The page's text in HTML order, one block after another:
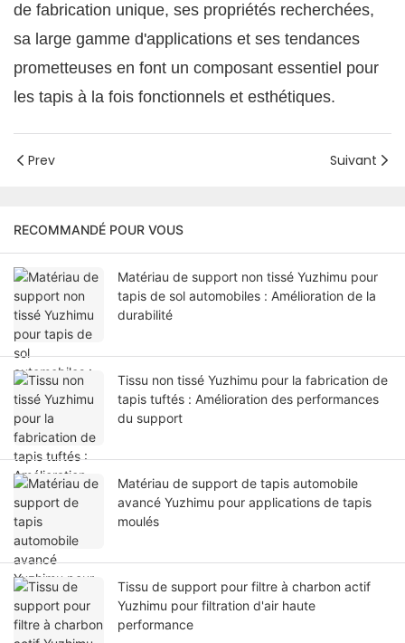
de fabrication unique, ses propriétés recherchées,
sa large gamme d'applications et ses tendances
prometteuses en font un composant essentiel pour
les tapis à la fois fonctionnels et esthétiques.
Prev Suivant
RECOMMANDÉ POUR VOUS
Matériau de support non tissé Yuzhimu pour
tapis de sol automobiles : Amélioration de la
durabilité
Tissu non tissé Yuzhimu pour la fabrication de
tapis tuftés : Amélioration des performances
du support
Matériau de support de tapis automobile
avancé Yuzhimu pour applications de tapis
moulés
Tissu de support pour filtre à charbon actif
Yuzhimu pour filtration d'air haute
performance